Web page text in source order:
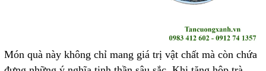
Món quà này không chỉ mang giá trị vật chất mà còn chứa